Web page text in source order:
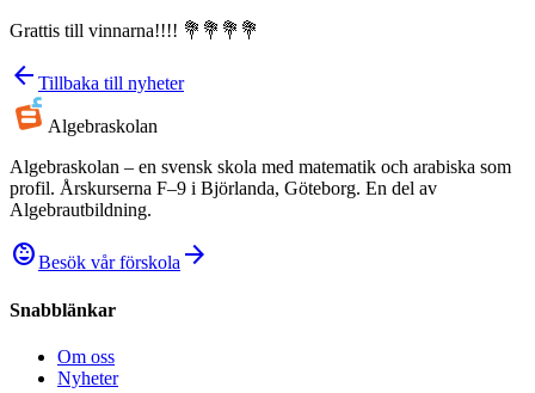
Grattis till vinnarna!!!! 💐💐💐💐
arrow_back Tillbaka till nyheter
Algebraskolan
Algebraskolan – en svensk skola med matematik och arabiska som
profil. Årskurserna F–9 i Björlanda, Göteborg. En del av
Algebrautbildning.
child_careBesök vår förskola arrow_forward
Snabblänkar
Om oss
Nyheter